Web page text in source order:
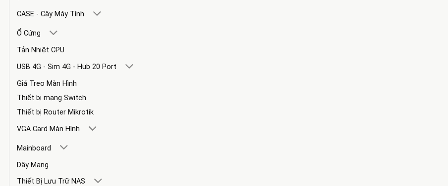
CASE - Cây Máy Tính
Ổ Cứng
Tản Nhiệt CPU
USB 4G - Sim 4G - Hub 20 Port
Giá Treo Màn Hình
Thiết bị mạng Switch
Thiết bị Router Mikrotik
VGA Card Màn Hình
Mainboard
Dây Mạng
Thiết Bị Lưu Trữ NAS